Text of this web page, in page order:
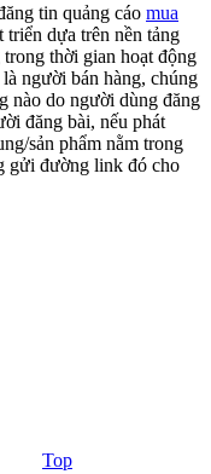
tin quảng cáo mua
dựa trên nền tảng
thời gian hoạt động
người bán hàng, chúng
nào do người dùng đăng
đăng bài, nếu phát
sản phẩm nằm trong
gửi đường link đó cho
Top